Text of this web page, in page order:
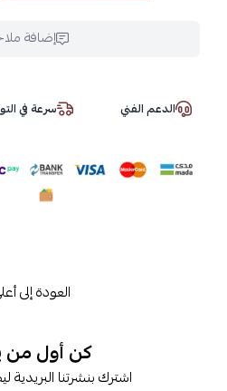
إضافة
الدعم الفني سرعة في
العودة إلى
كن أول من
اشترك بنشرتنا